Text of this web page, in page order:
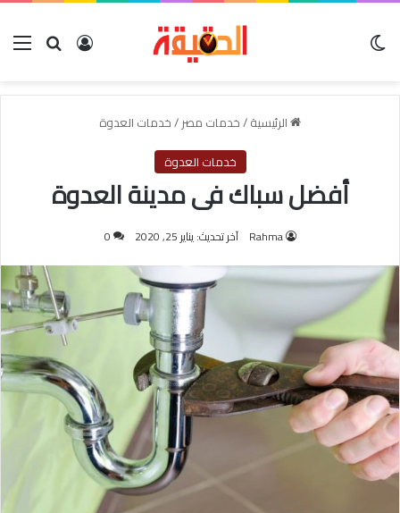
بحث عنتسجيل
الرئيسية/خدمات مصر/خدمات العدوة
خدمات العدوة
أفضل سباك فى مدينة العدوة
Rahma آخر تحديث: يناير 25, 2020 0